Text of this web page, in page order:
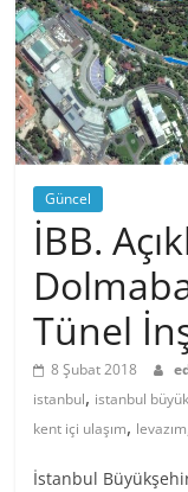
Güncel
İBB.
Tünel
8 Şubat 2018
istanbul, istanbul
kent içi ulaşım, levazım
İstanbul